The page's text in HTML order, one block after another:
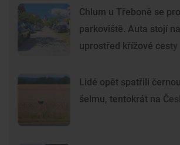
Chlum u Třeboně se
parkoviště. Auta stojí
uprostřed křížové cesty
Lidé opět spatřili
šelmu, tentokrát na